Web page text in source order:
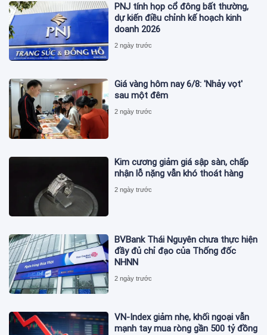
PNJ tính họp cổ đông bất thường,
dự kiến điều chỉnh kế hoạch kinh
doanh 2026
2 ngày trước
Giá vàng hôm nay 6/8: 'Nhảy vọt'
sau một đêm
2 ngày trước
Kim cương giảm giá sập sàn, chấp
nhận lỗ nặng vẫn khó thoát hàng
2 ngày trước
BVBank Thái Nguyên chưa thực hiện
đầy đủ chỉ đạo của Thống đốc
NHNN
2 ngày trước
VN-Index giảm nhẹ, khối ngoại vẫn
mạnh tay mua ròng gần 500 tỷ đồng